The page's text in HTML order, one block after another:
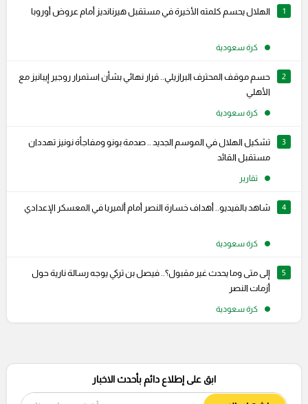
1 الهلال يحسم كلمته الأخيرة في مستقبل هيرنانديز أمام عروض أوروبا
كرة سعودية
2
حسم موقف المحترف البرازيلي.. قرار نهائي بشأن استمرار روجير إيبانيز مع
الأهلي
كرة سعودية
3
تشكيل الهلال في الموسم الجديد .. صدمة بونو ومفاجأة نونيز تهددان
مستقبل القائد
تقارير
4 شاهد بالفيديو.. أهداف خسارة النصر أمام ألميريا في المعسكر الإعدادي
كرة سعودية
5
إلى متى وما يحدث غير مقبول؟.. فيصل بن تركي يوجه رسالة نارية حول
أزمات النصر
كرة سعودية
ابق على إطلاع دائم بأحدث الاخبار